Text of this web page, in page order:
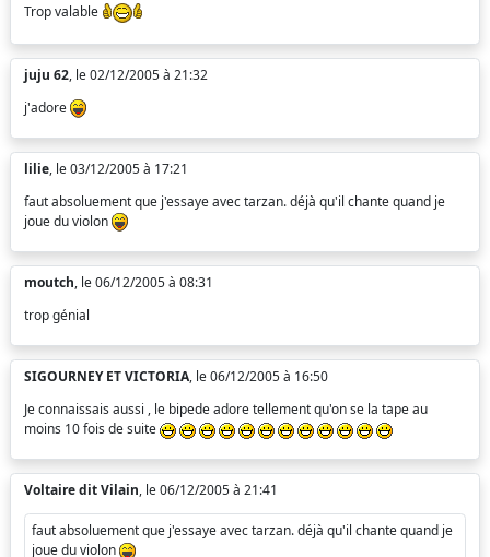
Trop valable
juju 62, le 02/12/2005 à 21:32
j'adore
lilie, le 03/12/2005 à 17:21
faut absoluement que j'essaye avec tarzan. déjà qu'il chante quand je
joue du violon
moutch, le 06/12/2005 à 08:31
trop génial
SIGOURNEY ET VICTORIA, le 06/12/2005 à 16:50
Je connaissais aussi , le bipede adore tellement qu'on se la tape au
moins 10 fois de suite
Voltaire dit Vilain, le 06/12/2005 à 21:41
faut absoluement que j'essaye avec tarzan. déjà qu'il chante quand je
joue du violon